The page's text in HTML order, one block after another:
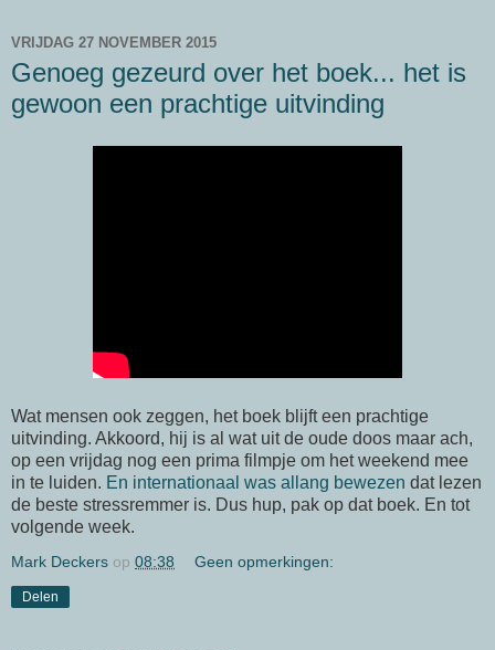
VRIJDAG 27 NOVEMBER 2015
Genoeg gezeurd over het boek... het is
gewoon een prachtige uitvinding
Wat mensen ook zeggen, het boek blijft een prachtige
uitvinding. Akkoord, hij is al wat uit de oude doos maar ach,
op een vrijdag nog een prima filmpje om het weekend mee
in te luiden. En internationaal was allang bewezen dat lezen
de beste stressremmer is. Dus hup, pak op dat boek. En tot
volgende week.
Mark Deckers op 08:38 Geen opmerkingen:
Delen